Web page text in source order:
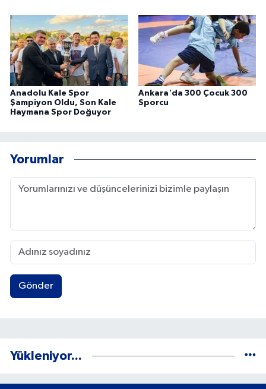
Anadolu Kale Spor
Şampiyon Oldu, Son Kale
Haymana Spor Doğuyor
Ankara'da 300 Çocuk 300
Sporcu
Yorumlar
Gönder
Yükleniyor...